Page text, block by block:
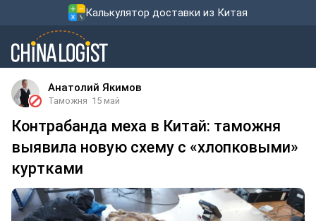
Калькулятор доставки из Китая
Анатолий Якимов
Таможня 15 май
Контрабанда меха в Китай: таможня
выявила новую схему с «хлопковыми»
куртками